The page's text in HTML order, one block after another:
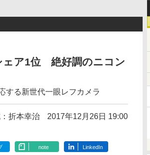
ェア1位 絶好調のニコン
る新世代一眼レフカメラ
折本幸治 2017年12月26日 19:00
note LinkedIn